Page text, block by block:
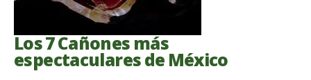
Los 7 Cañones más
espectaculares de México